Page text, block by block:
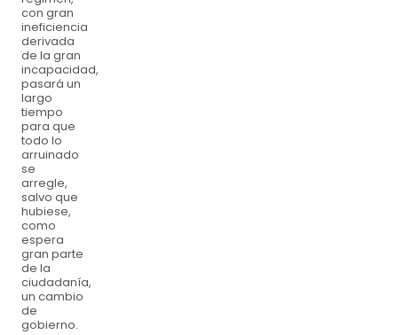
con gran
ineficiencia
derivada
de la gran
incapacidad,
pasará un
largo
tiempo
para que
todo lo
arruinado
se
arregle,
salvo que
hubiese,
como
espera
gran parte
de la
ciudadanía,
un cambio
de
gobierno.